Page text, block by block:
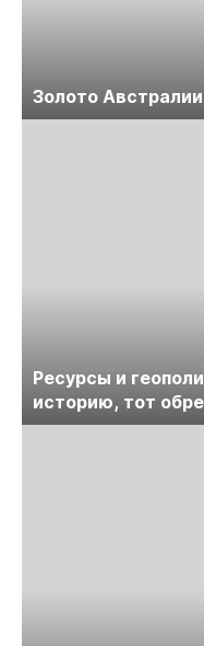
Золото Австралии
Ресурсы и
историю, тот